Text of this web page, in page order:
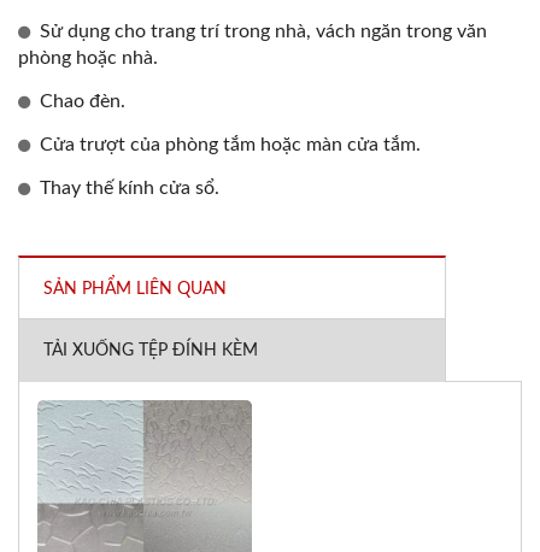
Sử dụng cho trang trí trong nhà, vách ngăn trong văn
phòng hoặc nhà.
Chao đèn.
Cửa trượt của phòng tắm hoặc màn cửa tắm.
Thay thế kính cửa sổ.
SẢN PHẨM LIÊN QUAN
TẢI XUỐNG TỆP ĐÍNH KÈM